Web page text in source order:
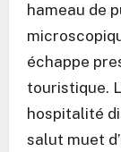
hameau de
échappe
touristique.
hospitalité
salut muet